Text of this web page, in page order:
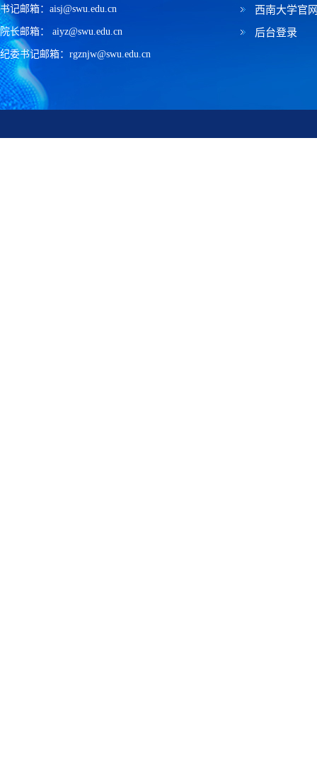
书记邮箱：aisj@swu.edu.cn
院长邮箱： aiyz@swu.edu.cn
纪委书记邮箱：rgznjw@swu.edu.cn
西南大学官
后台登录